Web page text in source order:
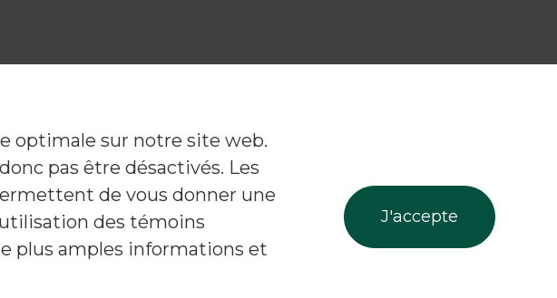
Suivez-nous!
optimale sur notre site web.
pas être désactivés. Les
de vous donner une
des témoins
plus amples informations et